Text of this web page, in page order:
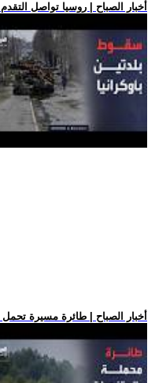
.. أخبار الصباح | روسيا تواصل
.. أخبار الصباح | طائرة مسيرة